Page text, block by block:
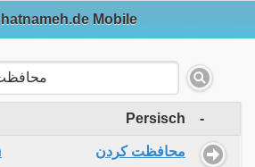
Mobile
Persisch -
محافظت کردن